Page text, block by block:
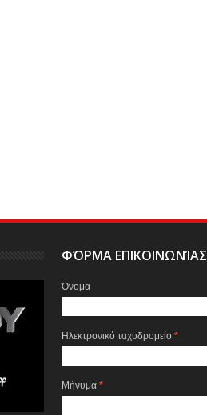
ΦΌΡΜΑ ΕΠΙΚΟΙΝΩΝΊΑΣ
Όνομα
Ηλεκτρονικό ταχυδρομείο*
Μήνυμα*